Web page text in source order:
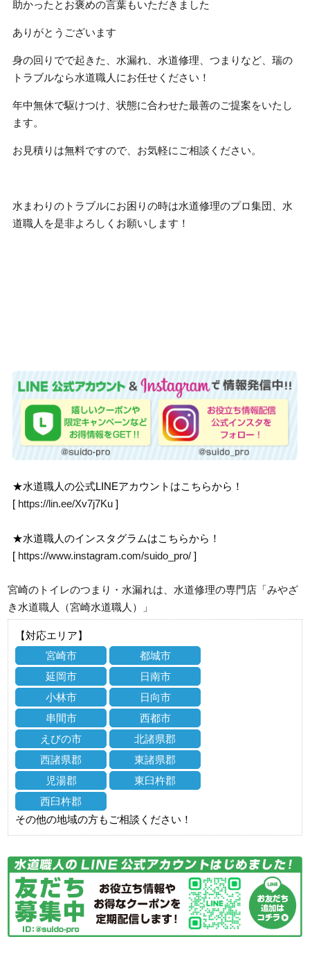
助かったとお褒めの言葉もいただきました
ありがとうございます
身の回りでで起きた、水漏れ、水道修理、つまりなど、瑞の
トラブルなら水道職人にお任せください！
年中無休で駆けつけ、状態に合わせた最善のご提案をいたし
ます。
お見積りは無料ですので、お気軽にご相談ください。
水まわりのトラブルにお困りの時は水道修理のプロ集団、水
道職人を是非よろしくお願いします！
★水道職人の公式LINEアカウントはこちらから！
[ https://lin.ee/Xv7j7Ku ]
★水道職人のインスタグラムはこちらから！
[ https://www.instagram.com/suido_pro/ ]
宮崎のトイレのつまり・水漏れは、水道修理の専門店「みやざ
き水道職人（宮崎水道職人）」
【対応エリア】
宮崎市
都城市
延岡市
日南市
小林市
日向市
串間市
西都市
えびの市
北諸県郡
西諸県郡
東諸県郡
児湯郡
東臼杵郡
西臼杵郡
その他の地域の方もご相談ください！